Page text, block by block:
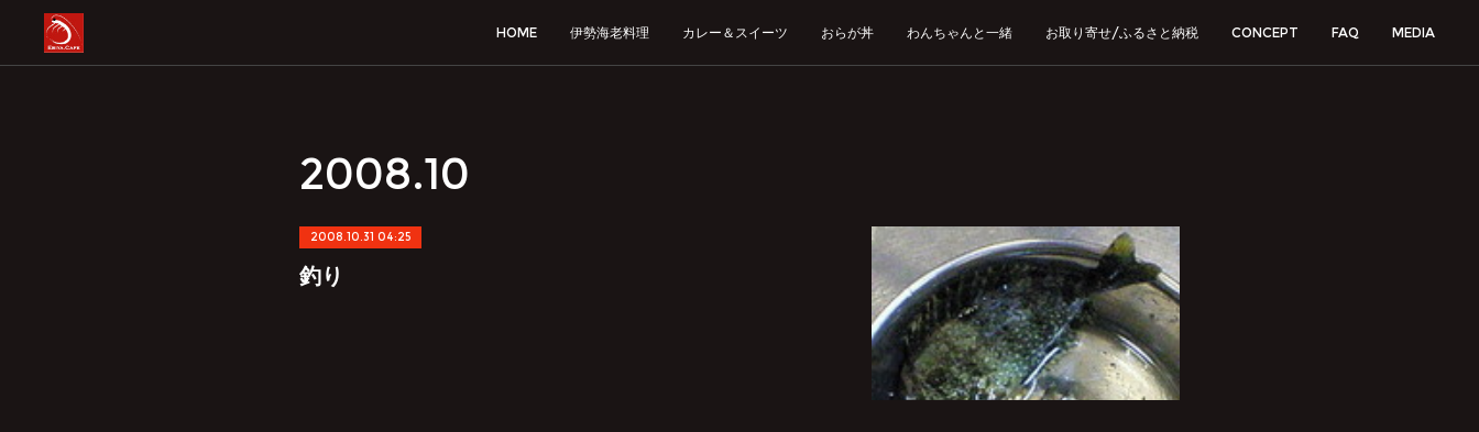
HOME 伊勢海老料理 カレー＆スイーツ おらが丼 わんちゃんと一緒 お取り寄せ/ふるさと納税 CONCEPT FAQ MEDIA
2008.10
2008.10.31 04:25
釣り